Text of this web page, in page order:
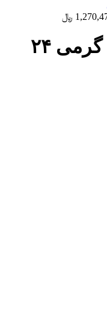
﷼
پودر دست برف ۵۰۰ گرمی ۲۴